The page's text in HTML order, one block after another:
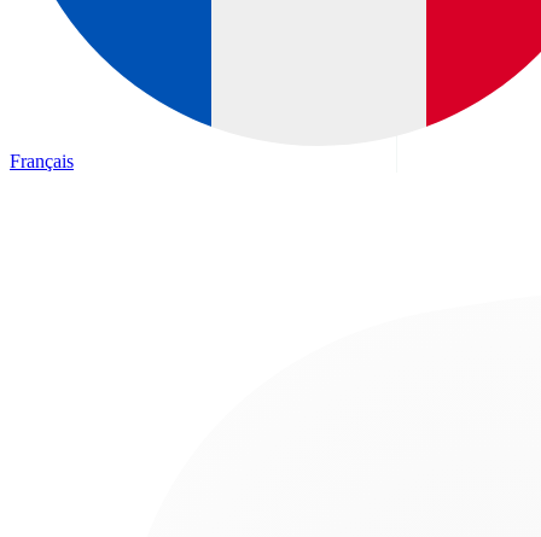
Français